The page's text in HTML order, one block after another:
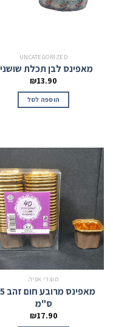
UNCATEGORIZED
מאפינס לבן תכלת
₪13.90
הוספה לסל
מוצרי אפיה
ס"מ
₪17.90